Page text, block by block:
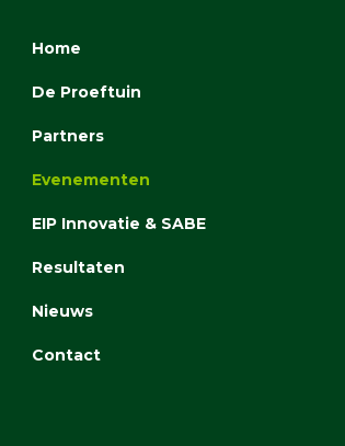
Home
De Proeftuin
Partners
Evenementen
EIP Innovatie & SABE
Resultaten
Nieuws
Contact